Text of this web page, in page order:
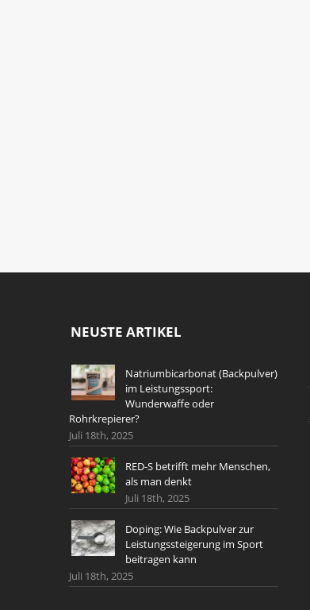
NEUSTE ARTIKEL
Natriumbicarbonat (Backpulver)
im Leistungssport:
Wunderwaffe oder
Rohrkrepierer?
Juli 18th, 2025
RED-S betrifft mehr Menschen,
als man denkt
Juli 18th, 2025
Doping: Wie Backpulver zur
Leistungssteigerung im Sport
beitragen kann
Juli 18th, 2025